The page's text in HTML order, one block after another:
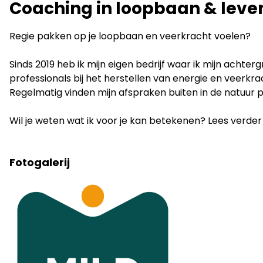
Coaching in loopbaan &
Regie pakken op je loopbaan en veerkracht voelen?
Sinds 2019 heb ik mijn eigen bedrijf waar ik mijn
professionals bij het herstellen van energie en
Regelmatig vinden mijn afspraken buiten in de natuur
Wil je weten wat ik voor je kan betekenen? Lees
Fotogalerij